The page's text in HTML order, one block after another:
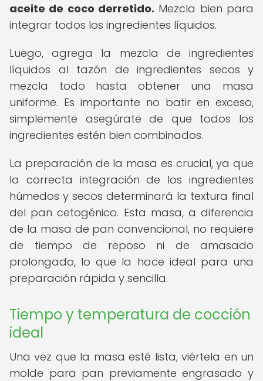
aceite de coco derretido. Mezcla bien para
integrar todos los ingredientes líquidos.
Luego, agrega la mezcla de ingredientes
líquidos al tazón de ingredientes secos y
mezcla todo hasta obtener una masa
uniforme. Es importante no batir en exceso,
simplemente asegúrate de que todos los
ingredientes estén bien combinados.
La preparación de la masa es crucial, ya que
la correcta integración de los ingredientes
húmedos y secos determinará la textura final
del pan cetogénico. Esta masa, a diferencia
de la masa de pan convencional, no requiere
de tiempo de reposo ni de amasado
prolongado, lo que la hace ideal para una
preparación rápida y sencilla.
Tiempo y temperatura de cocción
ideal
Una vez que la masa esté lista, viértela en un
molde para pan previamente engrasado y